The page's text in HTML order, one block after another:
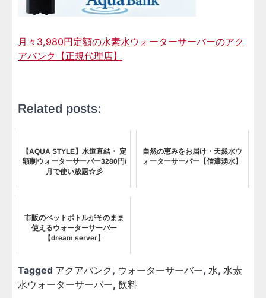
月々3,980円定額の水素水ウォーターサーバーのアク
アバンク【正規代理店】
Related posts:
【AQUA STYLE】水道直結・ 定
額制ウォーターサーバー3280円/
月で使い放題☆彡
自然の恵みをお届け・天然水ウ
ォーターサーバー【信濃湧水】
市販のペットボトルがそのまま
使えるウォーターサーバー
【dream server】
Tagged アクアバンク , ウォーターサーバー, 水, 水素
水ウォーターサーバー, 飲料